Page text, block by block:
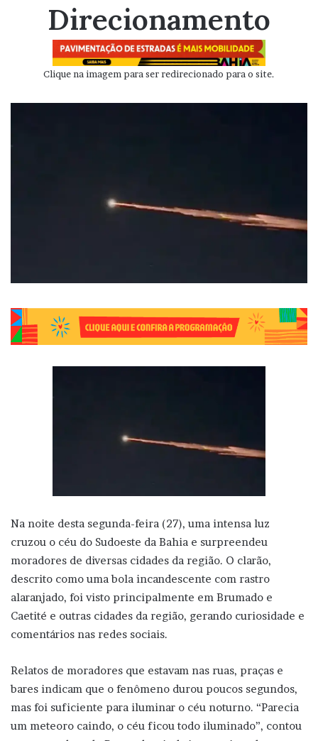
Direcionamento
Clique na imagem para ser redirecionado para o site.
Na noite desta segunda-feira (27), uma intensa luz
cruzou o céu do Sudoeste da Bahia e surpreendeu
moradores de diversas cidades da região. O clarão,
descrito como uma bola incandescente com rastro
alaranjado, foi visto principalmente em Brumado e
Caetité e outras cidades da região, gerando curiosidade e
comentários nas redes sociais.
Relatos de moradores que estavam nas ruas, praças e
bares indicam que o fenômeno durou poucos segundos,
mas foi suficiente para iluminar o céu noturno. “Parecia
um meteoro caindo, o céu ficou todo iluminado”, contou